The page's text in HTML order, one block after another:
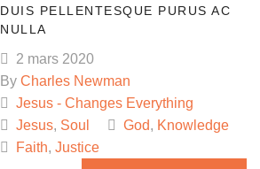
DUIS PELLENTESQUE PURUS AC
NULLA
2 mars 2020
By Charles Newman
Jesus - Changes Everything
Jesus, Soul God, Knowledge
Faith, Justice